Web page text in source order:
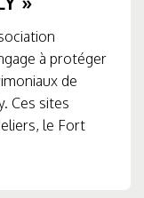
à protéger
de
Ces sites
le Fort